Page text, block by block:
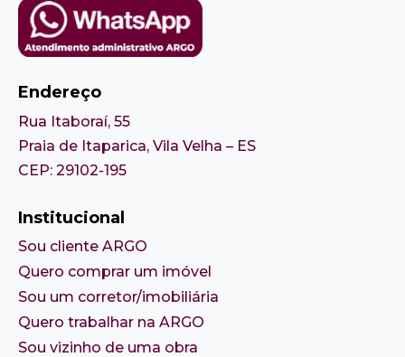
Endereço
Rua Itaboraí, 55
Praia de Itaparica, Vila Velha – ES
CEP: 29102-195
Institucional
Sou cliente ARGO
Quero comprar um imóvel
Sou um corretor/imobiliária
Quero trabalhar na ARGO
Sou vizinho de uma obra